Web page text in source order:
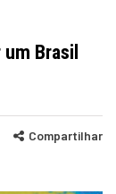
Brasil
Compartilhar